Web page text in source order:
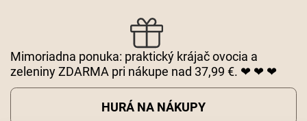
Mimoriadna ponuka: praktický krájač ovocia a
zeleniny ZDARMA pri nákupe nad 37,99 €. ❤ ❤ ❤
HURÁ NA NÁKUPY